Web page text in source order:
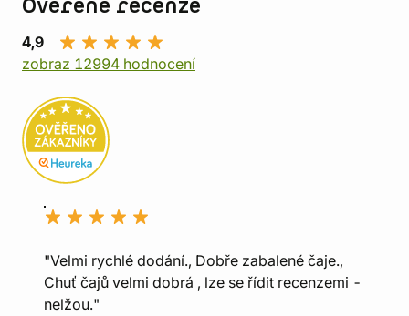
Ověřené recenze
4,9
zobraz 12994 hodnocení
"Velmi rychlé dodání., Dobře zabalené čaje.,
Chuť čajů velmi dobrá , lze se řídit recenzemi -
nelžou."